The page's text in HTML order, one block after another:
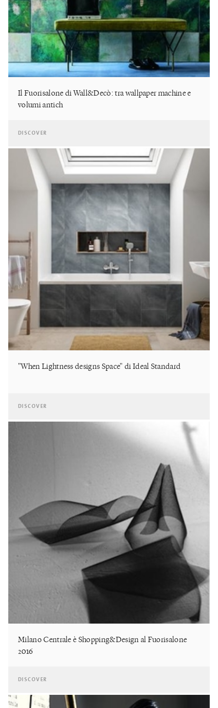
Il Fuorisalone di Wall&Decò: tra wallpaper machine e
volumi antich
DISCOVER
"When Lightness designs Space" di Ideal Standard
DISCOVER
Milano Centrale è Shopping&Design al Fuorisalone
2016
DISCOVER